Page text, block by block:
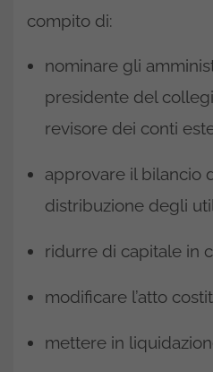
compito di:
nominare gli
presidente del
revisore dei conti
approvare il bilancio
distribuzione degli
ridurre di capitale in
modificare l’atto
mettere in